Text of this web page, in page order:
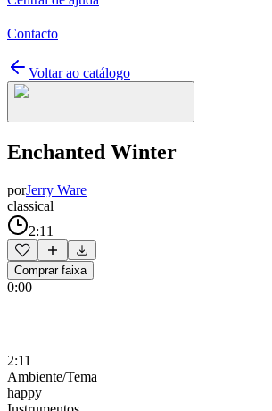
Contacto
Voltar ao catálogo
Enchanted Winter
porJerry Ware
classical
2:11
Comprar faixa
0:00
2:11
Ambiente/Tema
happy